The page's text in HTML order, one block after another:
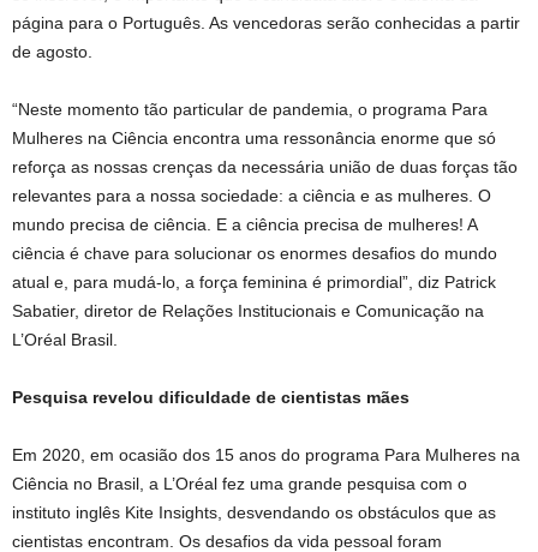
página para o Português. As vencedoras serão conhecidas a partir
de agosto.
“Neste momento tão particular de pandemia, o programa Para
Mulheres na Ciência encontra uma ressonância enorme que só
reforça as nossas crenças da necessária união de duas forças tão
relevantes para a nossa sociedade: a ciência e as mulheres. O
mundo precisa de ciência. E a ciência precisa de mulheres! A
ciência é chave para solucionar os enormes desafios do mundo
atual e, para mudá-lo, a força feminina é primordial”, diz Patrick
Sabatier, diretor de Relações Institucionais e Comunicação na
L’Oréal Brasil.
Pesquisa revelou dificuldade de cientistas mães
Em 2020, em ocasião dos 15 anos do programa Para Mulheres na
Ciência no Brasil, a L’Oréal fez uma grande pesquisa com o
instituto inglês Kite Insights, desvendando os obstáculos que as
cientistas encontram. Os desafios da vida pessoal foram